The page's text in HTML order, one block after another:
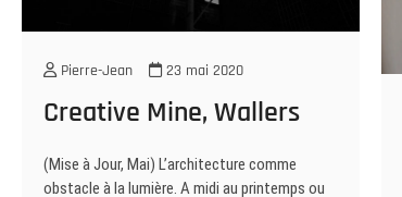
Pierre-Jean 23 mai 2020
Creative Mine, Wallers
(Mise à Jour, Mai) L’architecture comme
obstacle à la lumière. A midi au printemps ou